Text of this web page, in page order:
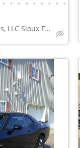
• • • • • • • • •
T & L Auto Sales, LLC Sioux Falls